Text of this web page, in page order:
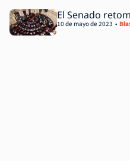
El Senado
10 de mayo de 2023